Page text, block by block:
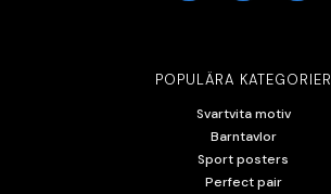
POPULÄRA KATEGORIER
Svartvita motiv
Barntavlor
Sport posters
Perfect pair